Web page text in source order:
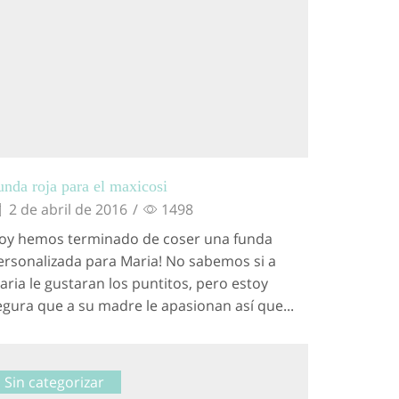
roja para el maxicosi
2 de abril de 2016 /
1498
hemos terminado de coser una funda
para Maria! No sabemos si a
le gustaran los puntitos, pero estoy
que a su madre le apasionan así que...
Sin categorizar